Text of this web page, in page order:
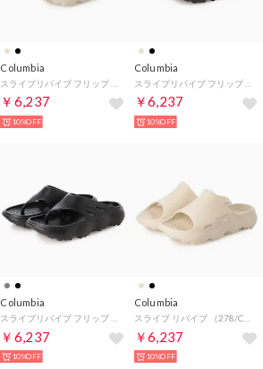
Columbia
￥6,237
10%OFF
Columbia
￥6,237
10%OFF
Columbia
￥6,237
10%OFF
Columbia
スライブ リバイブ （278/CRM）
￥6,237
10%OFF